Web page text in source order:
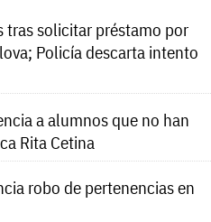
tras solicitar préstamo por
Policía descarta intento
a alumnos que no han
Rita Cetina
robo de pertenencias en